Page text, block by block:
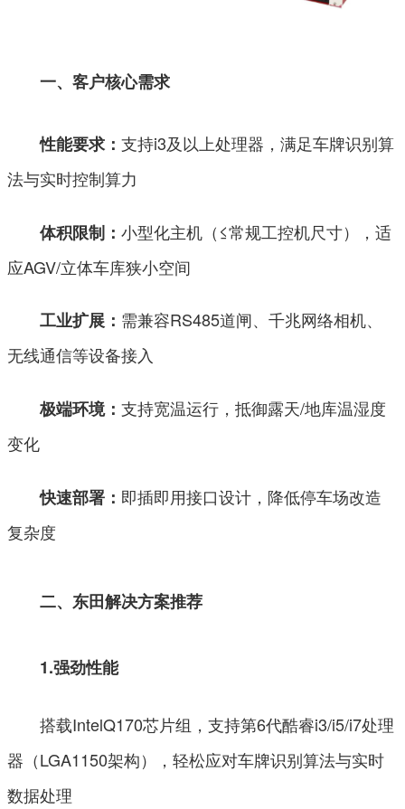
一、客户核心需求
性能要求：支持i3及以上处理器，满足车牌识别算
法与实时控制算力
体积限制：小型化主机（≤常规工控机尺寸），适
应AGV/立体车库狭小空间
工业扩展： 需兼容RS485道闸、千兆网络相机、
无线通信等设备接入
极端环境：支持宽温运行，抵御露天/地库温湿度
变化
快速部署： 即插即用接口设计，降低停车场改造
复杂度
二、东田解决方案推荐
1.强劲性能
搭载IntelQ170芯片组，支持第6代酷睿i3/i5/i7处理
器（LGA1150架构），轻松应对车牌识别算法与实时
数据处理